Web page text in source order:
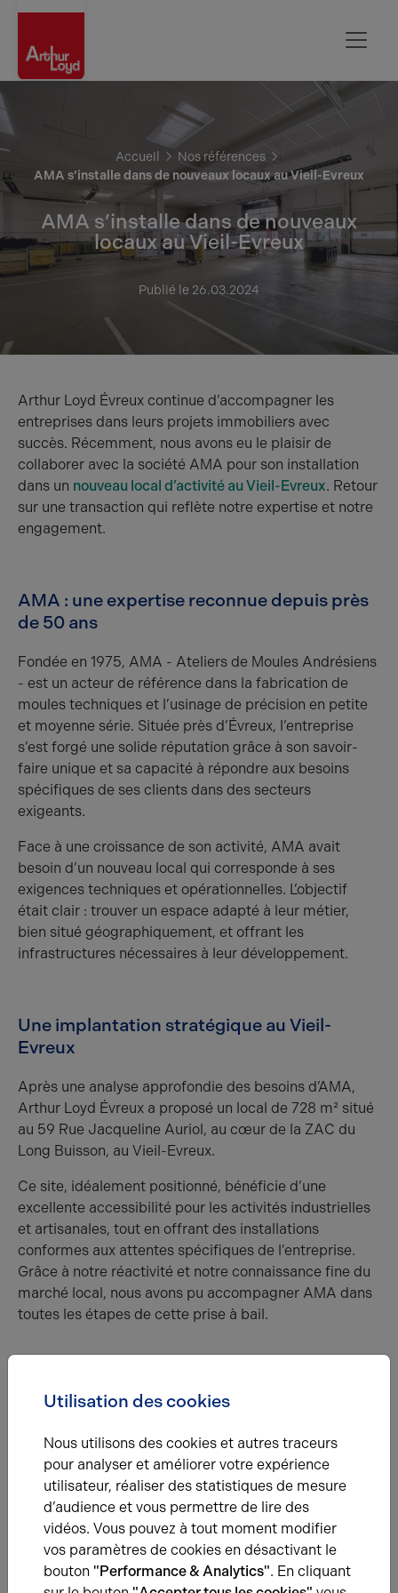
Accueil
Nos références
AMA s’installe dans de nouveaux locaux au Vieil-Evreux
AMA s’installe dans de nouveaux
locaux au Vieil-Evreux
Publié le 26.03.2024
Arthur Loyd Évreux continue d’accompagner les
entreprises dans leurs projets immobiliers avec
succès. Récemment, nous avons eu le plaisir de
collaborer avec la société AMA pour son installation
dans un nouveau local d’activité au Vieil-Evreux. Retour
sur une transaction qui reflète notre expertise et notre
engagement.
AMA : une expertise reconnue depuis près
de 50 ans
Fondée en 1975, AMA - Ateliers de Moules Andrésiens
- est un acteur de référence dans la fabrication de
moules techniques et l’usinage de précision en petite
et moyenne série. Située près d’Évreux, l’entreprise
s’est forgé une solide réputation grâce à son savoir-
faire unique et sa capacité à répondre aux besoins
spécifiques de ses clients dans des secteurs
exigeants.
Face à une croissance de son activité, AMA avait
besoin d’un nouveau local qui corresponde à ses
exigences techniques et opérationnelles. L’objectif
était clair : trouver un espace adapté à leur métier,
bien situé géographiquement, et offrant les
infrastructures nécessaires à leur développement.
Une implantation stratégique au Vieil-
Evreux
Après une analyse approfondie des besoins d’AMA,
Arthur Loyd Évreux a proposé un local de 728 m² situé
au 59 Rue Jacqueline Auriol, au cœur de la ZAC du
Long Buisson, au Vieil-Evreux.
Ce site, idéalement positionné, bénéficie d’une
excellente accessibilité pour les activités industrielles
et artisanales, tout en offrant des installations
conformes aux attentes spécifiques de l’entreprise.
Grâce à notre réactivité et notre connaissance fine du
marché local, nous avons pu accompagner AMA dans
toutes les étapes de cette prise à bail.
Nouvelle transaction : OncoDiag !
Chez Arthur Loyd Evreux, nous vous conseillons tout au long
Utilisation des cookies
Nous utilisons des cookies et autres traceurs
pour analyser et améliorer votre expérience
utilisateur, réaliser des statistiques de mesure
d’audience et vous permettre de lire des
vidéos. Vous pouvez à tout moment modifier
vos paramètres de cookies en désactivant le
bouton "Performance & Analytics". En cliquant